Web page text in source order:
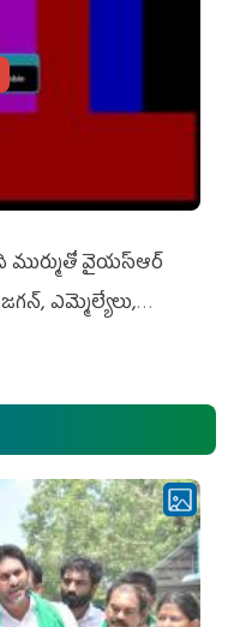
ముర్ముతో వైయ‌స్ఆర్
ఎమ్మెల్యేలు,